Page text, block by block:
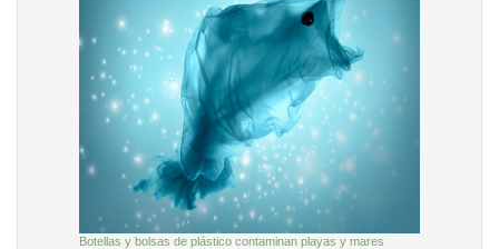
Botellas y bolsas de plástico contaminan playas y mares